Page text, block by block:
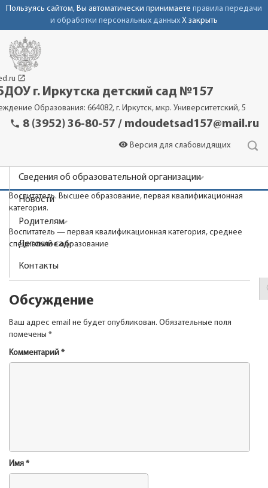
Пользуясь сайтом, Вы автоматически принимаете правила передачи
и обработки персональных данных X закрыть
launch
г. Иркутска детский сад №157
Образования: 664082, г. Иркутск, мкр. Университетский, 5
phone 8 (3952) 36-80-57 / mdoudetsad157@mail.ru
visibility Версия для слабовидящих
Сведения об образовательной организации
Новости
Родителям
Детский сад
Контакты
Воспитатель. Высшее образование, первая квалификационная
категория.
Воспитатель — первая квалификационная категория, среднее
специальное образование
Обсуждение
Ваш адрес email не будет опубликован. Обязательные поля
помечены *
Комментарий *
Имя *